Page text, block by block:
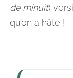
de minuit)
qu’on a hâte !